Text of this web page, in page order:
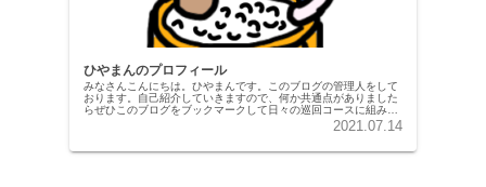
ひやまんのプロフィール
みなさんこんにちは。ひやまんです。このブログの管理人をして
おります。自己紹介していきますので、何か共通点がありました
らぜひこのブログをブックマークして日々の巡回コースに組み込
んでもらえると幸いです。基本情報 種族：人間 名前：ひやまん
2021.07.14